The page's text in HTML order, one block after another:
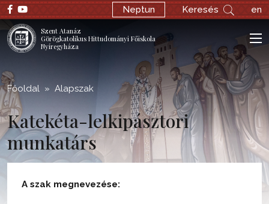
; Neptun Keresés en
Szent Atanáz
Görögkatolikus Hittudományi Főiskola
Nyíregyháza
Főoldal Alapszak
Katekéta-lelkipásztori
munkatárs
A szak megnevezése: